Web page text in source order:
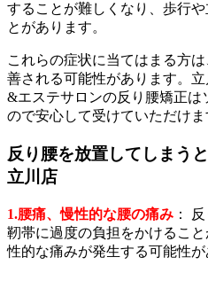
することが難しくなり、歩行
とがあります。
これらの症状に当てはまる方
善される可能性があります。
&エステサロンの反り腰矯正は
ので安心して受けていただけま
反り腰を放置してしまう
立川店
1.腰痛、慢性的な腰の痛み ：
靭帯に過度の負担をかけるこ
性的な痛みが発生する可能性が